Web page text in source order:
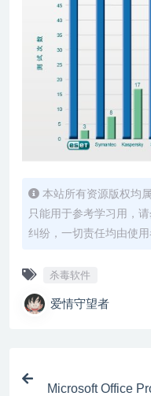
本站所有资源版权均
只能用于参考学习用，
纠纷，一切责任均由使用
杀毒软件
爱情守望者
Microsoft Office